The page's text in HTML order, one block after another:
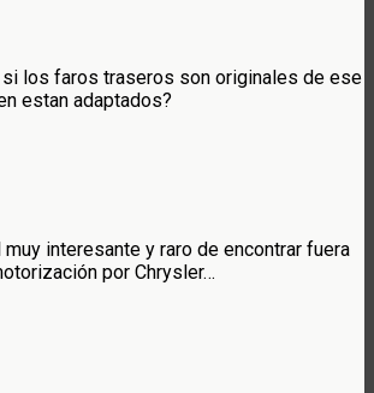
los faros traseros son originales de ese
estan adaptados?
muy interesante y raro de encontrar fuera
por Chrysler…